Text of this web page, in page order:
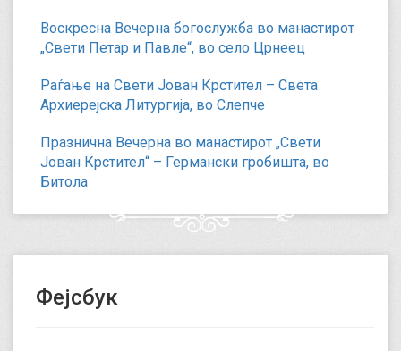
Воскресна Вечерна богослужба во манастирот
„Свети Петар и Павле“, во село Црнеец
Раѓање на Свети Јован Крстител – Света
Архиерејска Литургија, во Слепче
Празнична Вечерна во манастирот „Свети
Јован Крстител“ – Германски гробишта, во
Битола
Фејсбук